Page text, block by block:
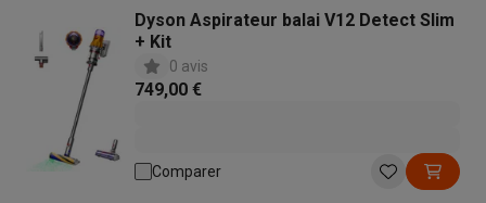
Dyson Aspirateur balai V12 Detect Slim
+ Kit
0 avis
749,00 €
Comparer